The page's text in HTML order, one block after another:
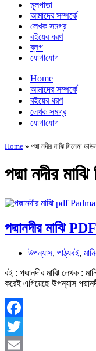
মূলপাতা
আমাদের সম্পর্কে
লেখক সমগ্র
বইয়ের ধরণ
ব্লগ
যোগাযোগ
Home
আমাদের সম্পর্কে
বইয়ের ধরণ
লেখক সমগ্র
যোগাযোগ
Home » পদ্মা নদীর মাঝি সিনেমা
পদ্মা নদীর
পদ্মানদীর মাঝি
উপন্যাস, পাঠ্যবই,
বই : পদ্মানদীর মাঝি লেখক :
করেই এগিয়েছে উপন্যাস
Facebook
Twitter